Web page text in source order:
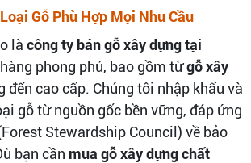
Gỗ Phù Hợp Mọi Nhu Cầu
là công ty bán gỗ xây dựng tại
phong phú, bao gồm từgỗ xây
đến cao cấp. Chúng tôi nhập khẩu và
gỗ từ nguồn gốc bền vững, đáp ứng
Stewardship Council) về bảo
bạn cần mua gỗ xây dựng chất